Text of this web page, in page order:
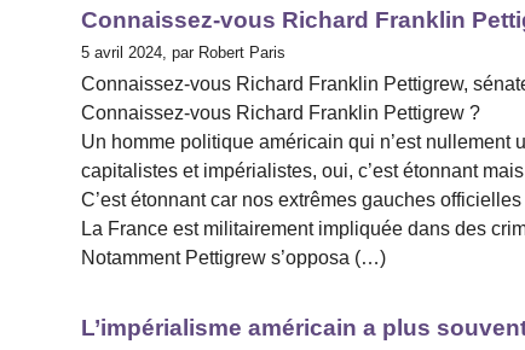
Connaissez-vous Richard Franklin
5 avril 2024, par Robert Paris
Connaissez-vous Richard Franklin Pettigrew,
Connaissez-vous Richard Franklin Pettigrew ?
Un homme politique américain qui n’est
capitalistes et impérialistes, oui, c’est étonnant
C’est étonnant car nos extrêmes gauches
La France est militairement impliquée dans des
Notamment Pettigrew s’opposa (…)
L’impérialisme américain a plus